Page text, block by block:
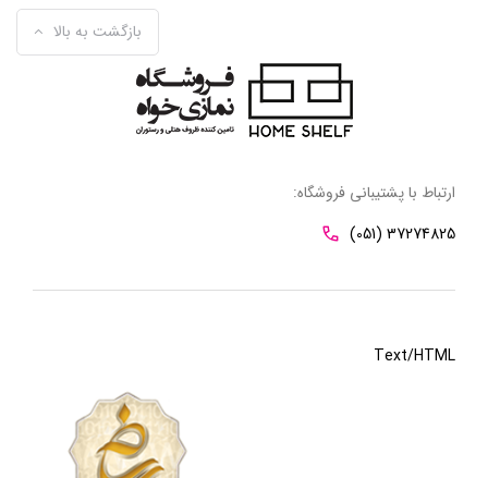
بازگشت به بالا
ارتباط با پشتیبانی فروشگاه:
(051) 37274825
Text/HTML